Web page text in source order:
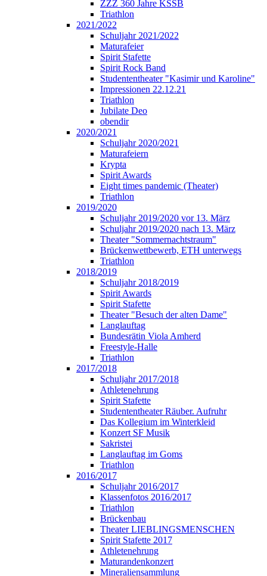
ZZZ 360 Jahre KSSB
Triathlon
2021/2022
Schuljahr 2021/2022
Maturafeier
Spirit Stafette
Spirit Rock Band
Studententheater "Kasimir und Karoline"
Impressionen 22.12.21
Triathlon
Jubilate Deo
obendir
2020/2021
Schuljahr 2020/2021
Maturafeiern
Krypta
Spirit Awards
Eight times pandemic (Theater)
Triathlon
2019/2020
Schuljahr 2019/2020 vor 13. März
Schuljahr 2019/2020 nach 13. März
Theater "Sommernachtstraum"
Brückenwettbewerb, ETH unterwegs
Triathlon
2018/2019
Schuljahr 2018/2019
Spirit Awards
Spirit Stafette
Theater "Besuch der alten Dame"
Langlauftag
Bundesrätin Viola Amherd
Freestyle-Halle
Triathlon
2017/2018
Schuljahr 2017/2018
Athletenehrung
Spirit Stafette
Studententheater Räuber. Aufruhr
Das Kollegium im Winterkleid
Konzert SF Musik
Sakristei
Langlauftag im Goms
Triathlon
2016/2017
Schuljahr 2016/2017
Klassenfotos 2016/2017
Triathlon
Brückenbau
Theater LIEBLINGSMENSCHEN
Spirit Stafette 2017
Athletenehrung
Maturandenkonzert
Mineraliensammlung